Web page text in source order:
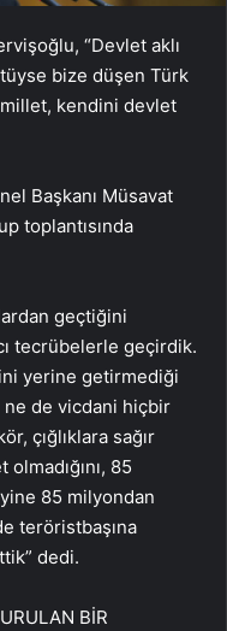
“Devlet aklı
bize düşen Türk
kendini devlet
Başkanı Müsavat
toplantısında
geçtiğini
tecrübelerle geçirdik.
yerine getirmediği
ne de vicdani hiçbir
çığlıklara sağır
85
85 milyondan
teröristbaşına
dedi.
BİR